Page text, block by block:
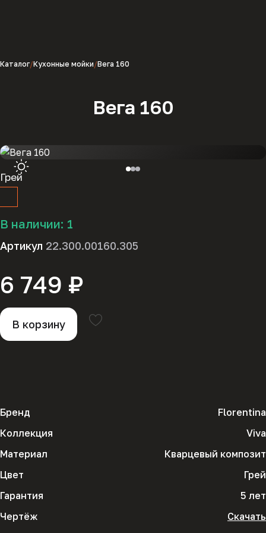
Каталог Кухонные мойки Вега 160
Вега 160
В наличии: 1
Артикул 22.300.00160.305
6 749 ₽
В корзину
Грей
Бренд
Florentina
Коллекция
Viva
Материал
Кварцевый композит
Цвет
Грей
Гарантия
5 лет
Чертёж
Скачать